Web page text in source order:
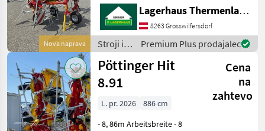
Nova naprava
hydraulischer
Grenzstreueinrichtung Das
Lagerhaus Thermenland
bietet einen PÖTTINGER
HIT 6.69 Heuwender zum
Verkauf an. Aussta
Lagerhaus Thermenland
8263 Grosswilfersdorf
Stroji in
oprema
za žetev
in
spravilo
Premium Plus prodajalec
Pöttinger Hit
8.91
Cena
na
zahtevo
L. pr. 2026
886 cm
- 8, 86m Arbeitsbreite - 8